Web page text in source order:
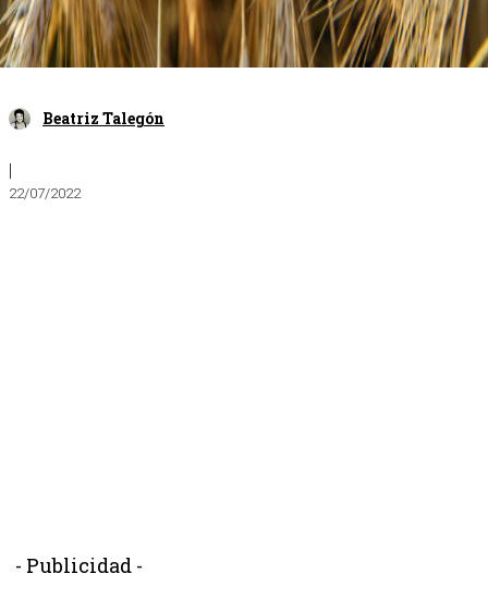
Beatriz Talegón
|
22/07/2022
- Publicidad -